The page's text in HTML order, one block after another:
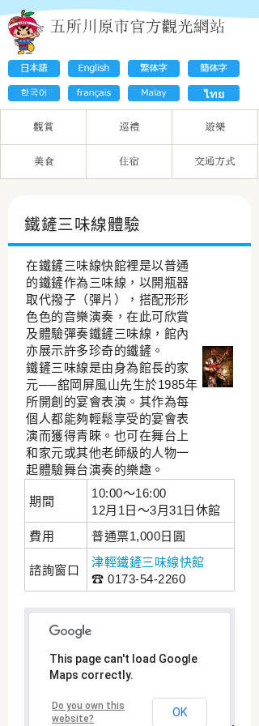
鐵鏟三味線體驗
在鐵鏟三味線快館裡是以普通
的鐵鏟作為三味線，以開瓶器
取代撥子（彈片），搭配形形
色色的音樂演奏，在此可欣賞
及體驗彈奏鐵鏟三味線，館內
亦展示許多珍奇的鐵鏟。
鐵鏟三味線是由身為館長的家
元──舘岡屏風山先生於1985年
所開創的宴會表演。其作為每
個人都能夠輕鬆享受的宴會表
演而獲得青睞。也可在舞台上
和家元或其他老師級的人物一
起體驗舞台演奏的樂趣。
期間
10:00～16:00
12月1日～3月31日休館
費用
普通票1,000日圓
諮詢窗口
津輕鐵鏟三味線快館
☎ 0173-54‐2260